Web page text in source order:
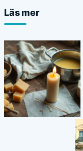
Läs mer